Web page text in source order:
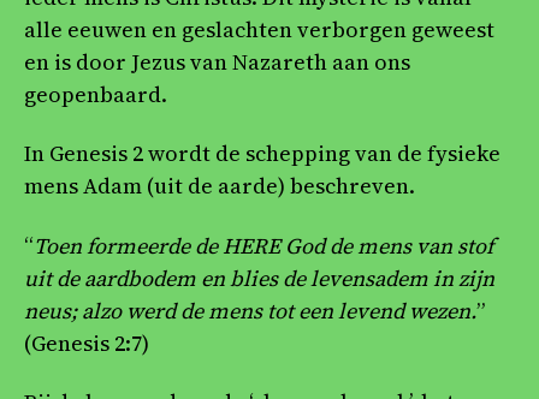
alle eeuwen en geslachten verborgen geweest
en is door Jezus van Nazareth aan ons
geopenbaard.
In Genesis 2 wordt de schepping van de fysieke
mens Adam (uit de aarde) beschreven.
“Toen formeerde de HERE God de mens van stof
uit de aardbodem en blies de levensadem in zijn
neus; alzo werd de mens tot een levend wezen.”
(Genesis 2:7)